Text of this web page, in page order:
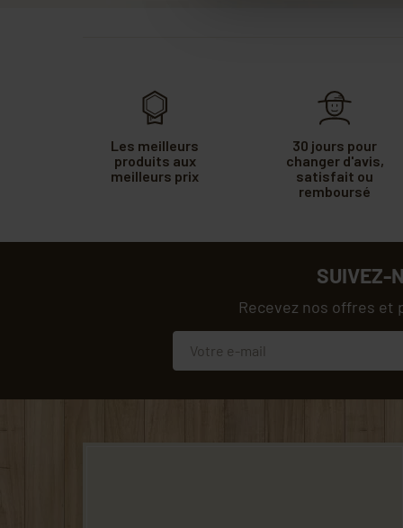
Les meilleurs
produits aux
meilleurs prix
30 jours pour
changer d'avis,
satisfait ou
remboursé
SUIVEZ-
Recevez nos offres et